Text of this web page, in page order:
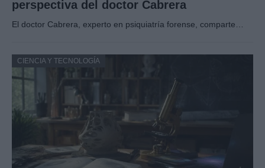
perspectiva del doctor Cabrera
El doctor Cabrera, experto en psiquiatría forense, comparte…
CIENCIA Y TECNOLOGÍA